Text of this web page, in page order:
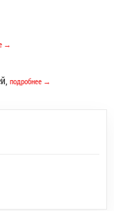
→
подробнее →